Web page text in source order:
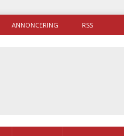
ANNONCERING RSS